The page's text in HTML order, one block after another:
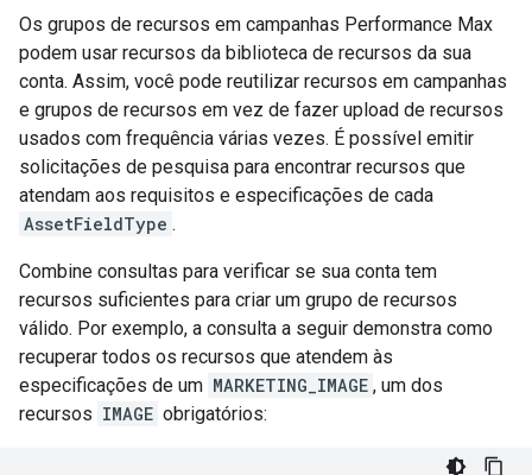
Os grupos de recursos em campanhas Performance Max
podem usar recursos da biblioteca de recursos da sua
conta. Assim, você pode reutilizar recursos em campanhas
e grupos de recursos em vez de fazer upload de recursos
usados com frequência várias vezes. É possível emitir
solicitações de pesquisa para encontrar recursos que
atendam aos requisitos e especificações de cada
AssetFieldType .
Combine consultas para verificar se sua conta tem
recursos suficientes para criar um grupo de recursos
válido. Por exemplo, a consulta a seguir demonstra como
recuperar todos os recursos que atendem às
especificações de um MARKETING_IMAGE , um dos
recursos IMAGE obrigatórios: